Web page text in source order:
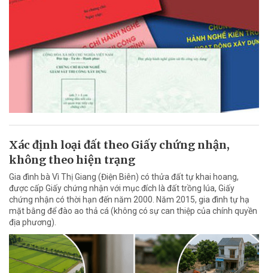
Xác định loại đất theo Giấy chứng nhận,
không theo hiện trạng
Gia đình bà Vì Thị Giang (Điện Biên) có thửa đất tự khai hoang,
được cấp Giấy chứng nhận với mục đích là đất trồng lúa, Giấy
chứng nhận có thời hạn đến năm 2000. Năm 2015, gia đình tự hạ
mặt bằng để đào ao thả cá (không có sự can thiệp của chính quyền
địa phương).